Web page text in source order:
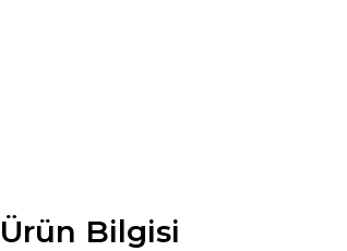
Ürün Bilgisi